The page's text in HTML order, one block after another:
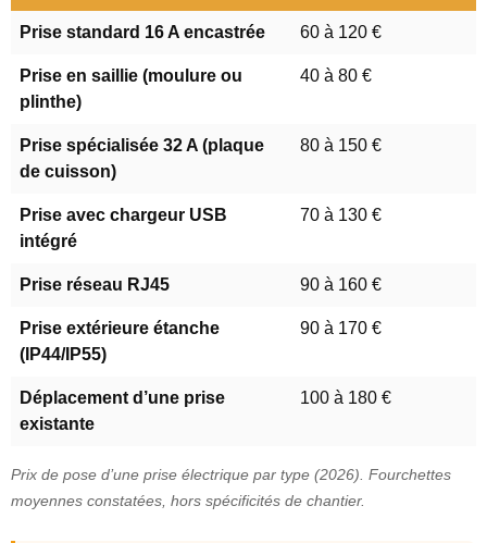
Prise standard 16 A encastrée 60 à 120 €
Prise en saillie (moulure ou
plinthe)
40 à 80 €
Prise spécialisée 32 A (plaque
de cuisson)
80 à 150 €
Prise avec chargeur USB
intégré
70 à 130 €
Prise réseau RJ45 90 à 160 €
Prise extérieure étanche
(IP44/IP55)
90 à 170 €
Déplacement d’une prise
existante
100 à 180 €
Prix de pose d’une prise électrique par type (2026). Fourchettes
moyennes constatées, hors spécificités de chantier.